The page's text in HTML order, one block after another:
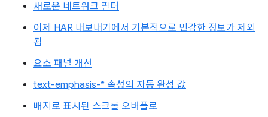
새로운 네트워크 필터
이제 HAR 내보내기에서 기본적으로 민감한 정보가 제외
됨
요소 패널 개선
text-emphasis-* 속성의 자동 완성 값
배지로 표시된 스크롤 오버플로